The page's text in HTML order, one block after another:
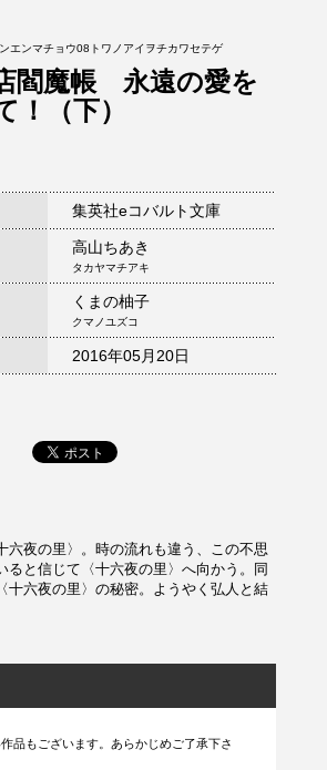
エンマチョウ08トワノアイヲチカワセテゲ
閻魔帳 永遠の愛を
！（下）
集英社eコバルト文庫
高山ちあき
タカヤマチアキ
くまの柚子
クマノユズコ
2016年05月20日
夜の里〉。時の流れも違う、この不思
と信じて〈十六夜の里〉へ向かう。同
六夜の里〉の秘密。ようやく弘人と結
品もございます。あらかじめご了承下さ